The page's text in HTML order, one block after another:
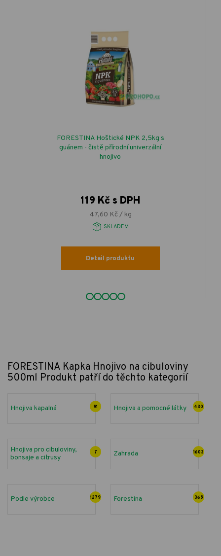
FORESTINA Hoštické NPK 2,5kg s
guánem - čistě přírodní univerzální
hnojivo
119 Kč s DPH
47,60 Kč / kg
SKLADEM
Detail produktu
FORESTINA Kapka Hnojivo na cibuloviny
500ml Produkt patří do těchto kategorií
Hnojiva kapalná 91 Hnojiva a pomocné látky 430
Hnojiva pro cibuloviny,
bonsaje a citrusy
7 Zahrada 1603
Podle výrobce 1279 Forestina 369